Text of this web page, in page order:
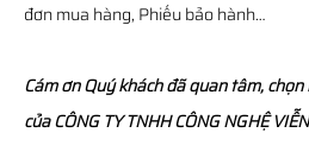
đơn mua hàng, Phiếu bảo hành…
Cám ơn Quý khách đã quan tâm,
của CÔNG TY TNHH CÔNG NGHỆ